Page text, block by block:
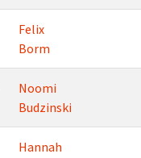
Felix
Borm
Noomi
Budzinski
Hannah